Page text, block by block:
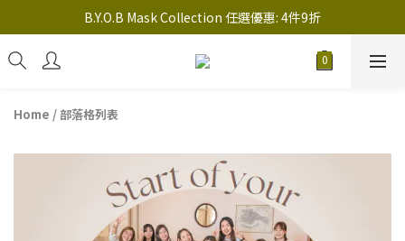
註冊新會員送 $20 馬上使用，會員可享指定產品「​專享價」
B.Y.O.B Mask Collection 任選優惠: 4件9折
註冊新會員送 $20 馬上使用，會員可享指定產品「​專享價」
Home / 部落格列表